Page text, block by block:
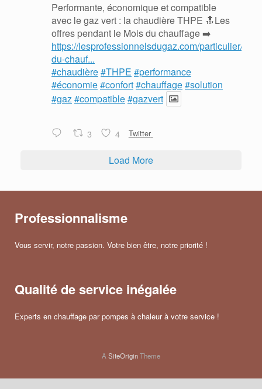
Performante, économique et compatible
avec le gaz vert : la chaudière THPE 🔝Les
offres pendant le Mois du chauffage ➡️
https://lesprofessionnelsdugaz.com/particulier/
du-chauf...
#chaudière#THPE #performance
#économie#confort#chauffage#solution
#gaz#compatible#gazvert
3 4 Twitter
Load More
Professionnalisme
Vous servir, notre passion. Votre bien être, notre priorité !
Qualité de service inégalée
Experts en chauffage par pompes à chaleur à votre service !
ASiteOriginTheme